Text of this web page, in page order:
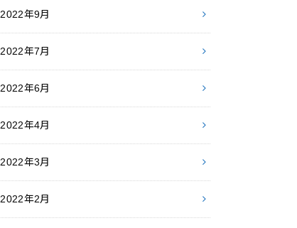
2022年9月
2022年7月
2022年6月
2022年4月
2022年3月
2022年2月